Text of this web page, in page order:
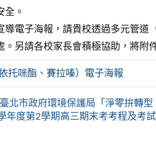
全。
導電子海報，請貴校透過多元管道
。另請各校家長會積極協助，將附
托咪酯、賽拉嗪）電子海報
北市政府環境保護局「淨零拚轉
年度第2學期高三期末考考程及考